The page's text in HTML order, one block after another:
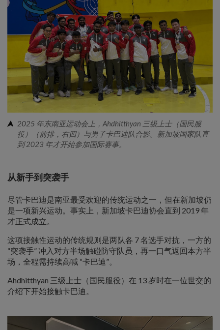
2025 年东南亚运动会上，Ahdhitthyan 三级上士（国民服
役）（前排，右四）与男子卡巴迪队合影。新加坡国家队直
到 2023 年才开始参加国际赛事。
从新手到突袭手
尽管卡巴迪是南亚最受欢迎的传统运动之一，但在新加坡仍
是一项新兴运动。事实上，新加坡卡巴迪协会直到 2019 年
才正式成立。
这项接触性运动的传统规则是两队各 7 名选手对抗，一方的
“突袭手” 冲入对方半场触碰防守队员，再一口气返回本方半
场，全程需持续高喊 “卡巴迪”。
Ahdhitthyan 三级上士（国民服役）在 13 岁时在一位世交的
介绍下开始接触卡巴迪。